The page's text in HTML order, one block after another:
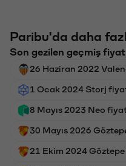
Paribu'da daha
Son gezilen geçmiş
26 Haziran 2022
1 Ocak 2024 Storj
8 Mayıs 2023 Neo
30 Mayıs 2026
21 Ekim 2024 Göztepe